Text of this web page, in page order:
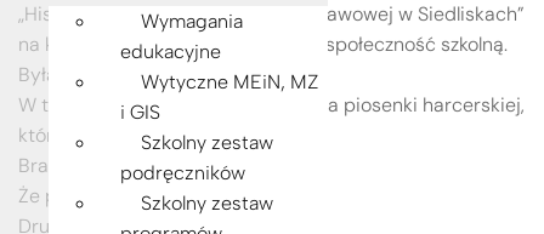
„Historii harcerstwa w Szkole Podstawowej w Siedliskach”
na którą serdecznie zaprosiły całą społeczność szkolną.
Była to niezwykła lekcja historii.
W tym dniu jakże znaczące są słowa piosenki harcerskiej,
którą mieliśmy okazję zaśpiewać:
Bratnie słowo sobie dajem,
Że pomagać będziem wzajem,
Druh druhowi, druhnie druh,
Wymagania
edukacyjne
Wytyczne MEiN, MZ
i GIS
Szkolny zestaw
podręczników
Szkolny zestaw